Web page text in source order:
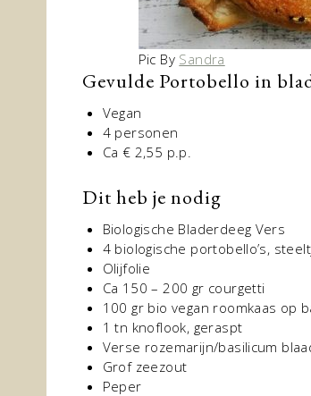
Pic By Sandra
Gevulde Portobello in
Vegan
4 personen
Ca € 2,55 p.p.
Dit heb je nodig
Biologische Bladerdeeg Vers
4 biologische portobello’s,
Olijfolie
Ca 150 – 200 gr courgetti
100 gr bio vegan roomkaas op
1 tn knoflook, geraspt
Verse rozemarijn/basilicum
Grof zeezout
Peper